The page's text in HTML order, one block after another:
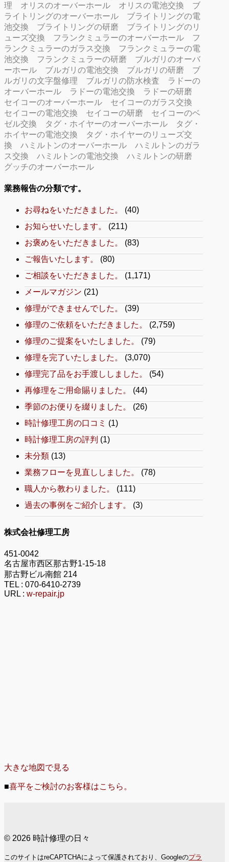
理
オリスのオーバーホール オリスの電池交換
ブ
ライトリングのオーバーホール
ブライトリングの電
池交換
ブライトリングの研磨
ブライトリングのリ
ューズ交換
フランクミュラーのオーバーホール
フ
ランクミュラーのガラス交換
フランクミュラーの電
池交換
フランクミュラーの研磨
ブルガリのオーバ
ーホール
ブルガリの電池交換 ブルガリの研磨
ブ
ルガリの文字盤修理
ブルガリの防水検査
ラドーの
オーバーホール
ラドーの電池交換
ラドーの研磨
セイコーのオーバーホール
セイコーのガラス交換
セイコーの電池交換
セイコーの研磨
セイコーのベ
ゼル交換
タグ・ホイヤーのオーバーホール
タグ・
ホイヤーの電池交換
タグ・ホイヤーのリューズ交
換
ハミルトンのオーバーホール
ハミルトンのガラ
ス交換
ハミルトンの電池交換
ハミルトンの研磨
グッチのオーバーホール
業務報告の分類です。
お尋ねをいただきました。
(40)
お知らせいたします。
(211)
お褒めをいただきました。
(83)
ご報告いたします。
(80)
ご相談をいただきました。
(1,171)
メールマガジン (21)
修理ができませんでした。
(39)
修理のご依頼をいただきました。
(2,759)
修理のご提案をいたしました。
(79)
修理を完了いたしました。
(3,070)
修理完了品をお手渡ししました。
(54)
再修理をご用命賜りました。
(44)
季節のお便りを綴りました。
(26)
時計修理工房の口コミ (1)
時計修理工房の評判 (1)
未分類 (13)
業務フローを見直ししました。
(78)
職人から教わりました。
(111)
過去の事例をご紹介します。
(3)
株式会社修理工房
451-0042
名古屋市西区那古野1-15-18
那古野ビル南館 214
TEL : 070-6410-2739
URL : w-repair.jp
大きな地図で見る
■喜平をご検討のお客様はこちら。
© 2026 時計修理の日々
このサイトはreCAPTCHAによって保護されており、Googleのプラ